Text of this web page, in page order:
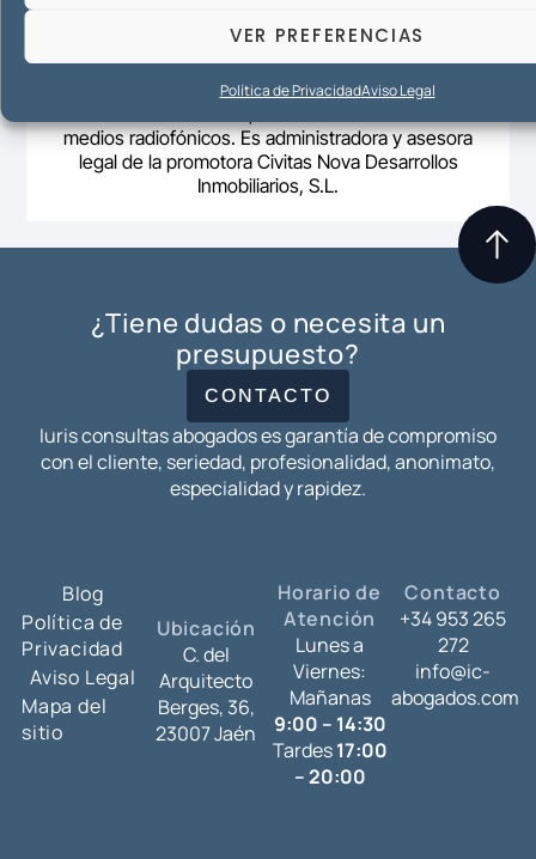
VER PREFERENCIAS
Política de PrivacidadAviso Legal
Mª Ángeles Rico Zafra es abogada y fundadora de
Iurisconsultas Abogados (2011), despacho que
actualmente dirige. Administradora concursal y
medios radiofónicos. Es administradora y asesora
legal de la promotora Civitas Nova Desarrollos
Inmobiliarios, S.L.
¿Tiene dudas o necesita un
presupuesto?
CONTACTO
Iuris consultas abogados es garantía de compromiso
con el cliente, seriedad, profesionalidad, anonimato,
especialidad y rapidez.
Blog
Política de
Privacidad
Aviso Legal
Mapa del
sitio
Ubicación
C. del
Arquitecto
Berges, 36,
23007 Jaén
Horario de
Atención
Lunes a
Viernes:
Mañanas
9:00 – 14:30
Tardes17:00
– 20:00
Contacto
+34 953 265
272
info@ic-
abogados.com